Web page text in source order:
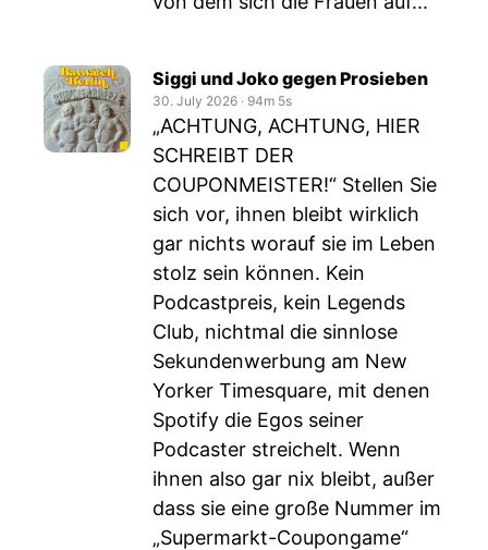
Siggi und Joko gegen Prosieben
30. July 2026 ‧ 94m 5s
„ACHTUNG, ACHTUNG, HIER
SCHREIBT DER
COUPONMEISTER!“ Stellen Sie
sich vor, ihnen bleibt wirklich
gar nichts worauf sie im Leben
stolz sein können. Kein
Podcastpreis, kein Legends
Club, nichtmal die sinnlose
Sekundenwerbung am New
Yorker Timesquare, mit denen
Spotify die Egos seiner
Podcaster streichelt. Wenn
ihnen also gar nix bleibt, außer
dass sie eine große Nummer im
„Supermarkt-Coupongame“